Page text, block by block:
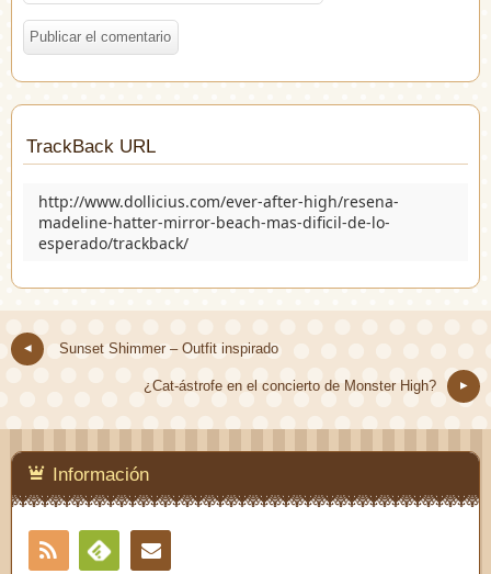
TrackBack URL
http://www.dollicius.com/ever-after-high/resena-
madeline-hatter-mirror-beach-mas-dificil-de-lo-
esperado/trackback/
Sunset Shimmer – Outfit inspirado
¿Cat-ástrofe en el concierto de Monster High?
Información
RSS